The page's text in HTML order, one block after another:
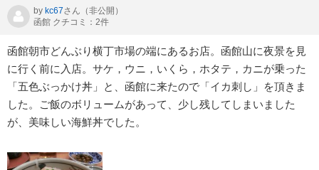
by kc67さん （非公開）
函館 クチコミ：2件
函館朝市どんぶり横丁市場の端にあるお店。函館山に夜景を見
に行く前に入店。サケ，ウニ，いくら，ホタテ，カニが乗った
「五色ぶっかけ丼」と、函館に来たので「イカ刺し」を頂きま
した。ご飯のボリュームがあって、少し残してしまいました
が、美味しい海鮮丼でした。